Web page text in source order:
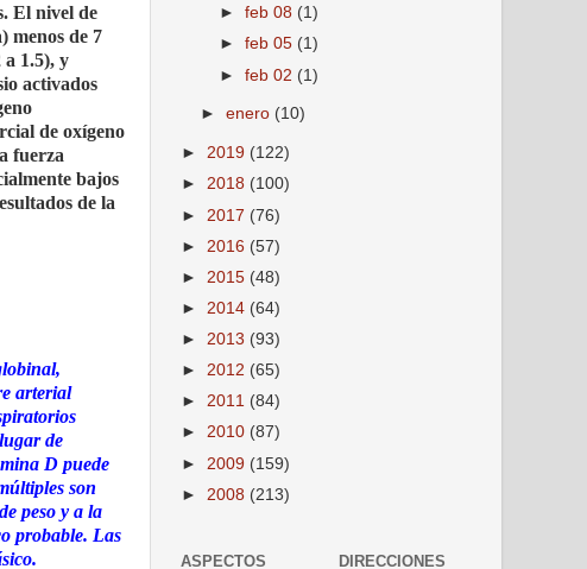
El nivel de
menos de 7
1.5), y
activados
de oxígeno
fuerza
bajos
de la
arterial
de
D puede
son
peso y a la
probable. Las
►feb 08 (1)
►feb 05 (1)
►feb 02 (1)
►enero (10)
► 2019 (122)
► 2018 (100)
► 2017 (76)
► 2016 (57)
► 2015 (48)
► 2014 (64)
► 2013 (93)
► 2012 (65)
► 2011 (84)
► 2010 (87)
► 2009 (159)
► 2008 (213)
ASPECTOS
DIRECCIONES